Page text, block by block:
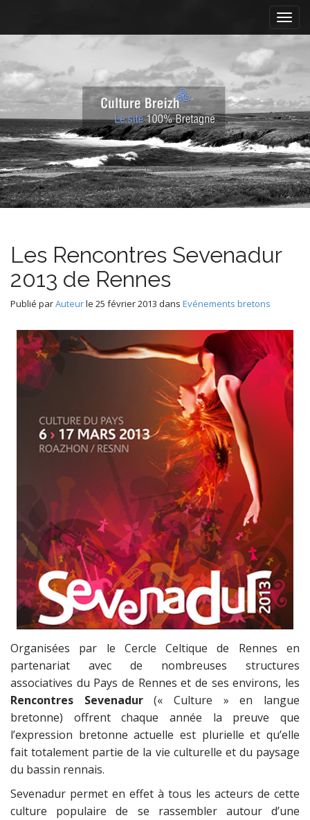
n
m
e
n
u
i
o
c
o
n
t
e
n
t
Les Rencontres Sevenadur
2013 de Rennes
Publié parAuteurle 25 février 2013 dans Evénements bretons
Organisées par le Cercle Celtique de Rennes en
partenariat avec de nombreuses structures
associatives du Pays de Rennes et de ses environs, les
Rencontres Sevenadur(« Culture » en langue
bretonne) offrent chaque année la preuve que
l’expression bretonne actuelle est plurielle et qu’elle
fait totalement partie de la vie culturelle et du paysage
du bassin rennais.
Sevenadur permet en effet à tous les acteurs de cette
culture populaire de se rassembler autour d’une